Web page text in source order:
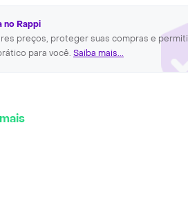
no Rappi
preços, proteger suas compras e
para você. Saiba mais...